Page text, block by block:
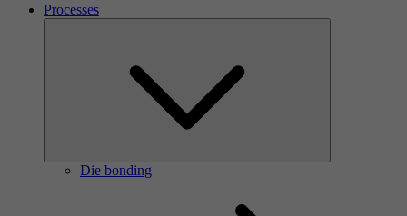
Processes
Die bonding